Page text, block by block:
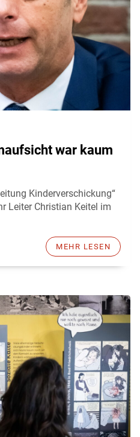
war kaum
Kinderverschickung“
Leiter Christian Keitel im
MEHR LESEN